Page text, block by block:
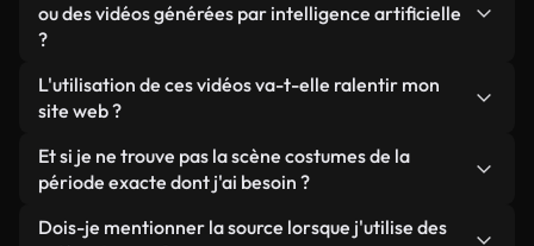
ou des vidéos générées par intelligence artificielle
?
Les deux. Il s'agit d'une bibliothèque hybride
composée de véritables images filmées par des
que de vidéos générées par IA. Chaque vidéo est
clairement identifiée afin que vous sachiez
toujours ce que vous utilisez.
L'utilisation de ces vidéos va-t-elle ralentir mon
site web ?
Sauf si vous choisissez nos versions optimisées.
Nous proposons des formats légers, prêts pour le
ils conservent une qualité élevée tout en
Et si je ne trouve pas la scène costumes de la
période exacte dont j'ai besoin ?
Vous pouvez en créer une instantanément avec
Dois-je mentionner la source lorsque j'utilise des